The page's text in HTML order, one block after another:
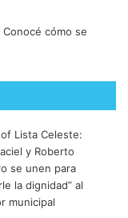
Conocé cómo se